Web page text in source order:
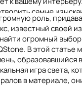
самые
но и в его
устойчив к
на полу и на
по обработке
роль,
известный своей
огромный
В этой
игра света,
в материале,